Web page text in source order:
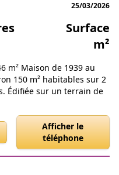
25/03/2026
Surface
m²
m² Maison de 1939 au
150 m² habitables sur 2
Édifiée sur un terrain de
Afficher le
téléphone